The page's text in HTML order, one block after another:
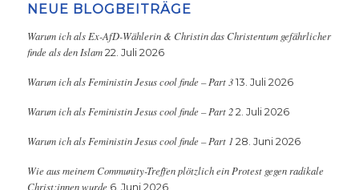
NEUE BLOGBEITRÄGE
Warum ich als Ex-AfD-Wählerin & Christin das Christentum gefährlicher
finde als den Islam 22. Juli 2026
Warum ich als Feministin Jesus cool finde – Part 3 13. Juli 2026
Warum ich als Feministin Jesus cool finde – Part 2 2. Juli 2026
Warum ich als Feministin Jesus cool finde – Part 1 28. Juni 2026
Wie aus meinem Community-Treffen plötzlich ein Protest gegen radikale
Christ:innen wurde 6. Juni 2026